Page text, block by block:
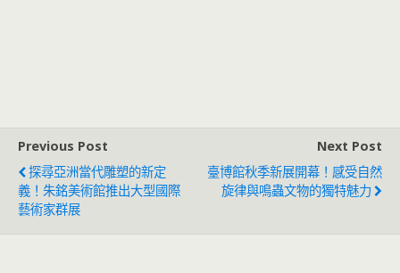
Previous Post
探尋亞洲當代雕塑的新定
義！朱銘美術館推出大型國際
藝術家群展
Next Post
臺博館秋季新展開幕！感受自然
旋律與鳴蟲文物的獨特魅力